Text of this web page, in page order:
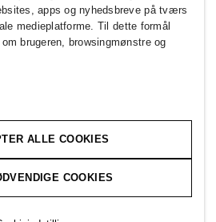
Politikker og beskyttelse af
Hennes and Mauritz AB.
apps og nyhedsbreve på tværs
medieplatforme. Til dette formål
brugeren, browsingmønstre og
ALLE COOKIES
COOKIES